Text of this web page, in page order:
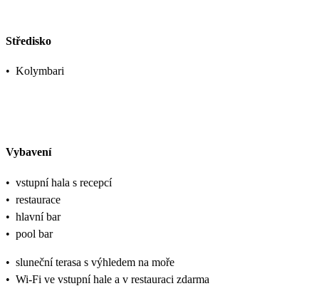
Středisko
• Kolymbari
Vybavení
• vstupní hala s recepcí
• restaurace
• hlavní bar
• pool bar
• sluneční terasa s výhledem na moře
• Wi-Fi ve vstupní hale a v restauraci zdarma